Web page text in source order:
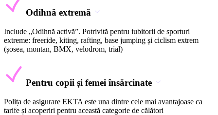
Odihnă extremă
Include „Odihnă activă”. Potrivită pentru iubitorii de sporturi
extreme: freeride, kiting, rafting, base jumping și ciclism extrem
(șosea, montan, BMX, velodrom, trial)
Pentru copii și femei însărcinate
Polița de asigurare EKTA este una dintre cele mai avantajoase ca
tarife și acoperiri pentru această categorie de călători